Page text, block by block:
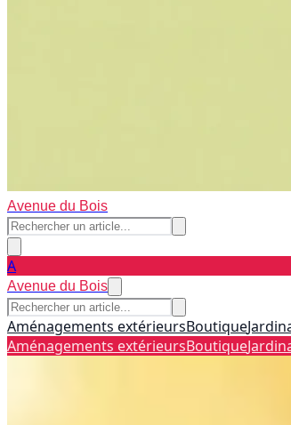
Avenue du Bois
A
Avenue du Bois
Aménagements extérieursBoutique
Aménagements extérieursBoutique